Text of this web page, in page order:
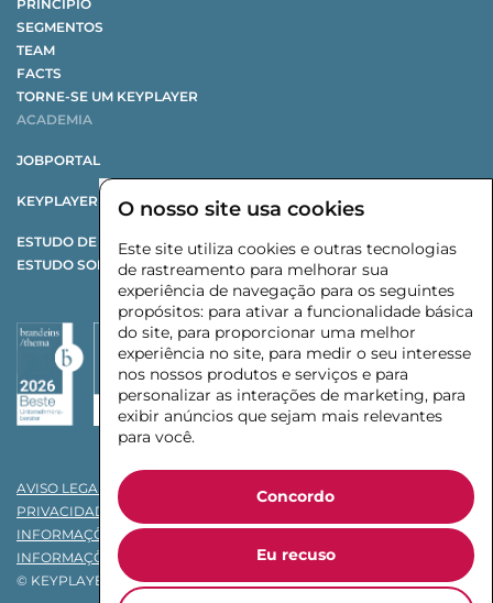
O nosso site usa cookies
Este site utiliza cookies e outras tecnologias
de rastreamento para melhorar sua
experiência de navegação para os seguintes
propósitos: para ativar a funcionalidade básica
do site, para proporcionar uma melhor
experiência no site, para medir o seu interesse
nos nossos produtos e serviços e para
personalizar as interações de marketing, para
exibir anúncios que sejam mais relevantes
para você.
Concordo
Eu recuso
PRINCÍPIO
SEGMENTOS
TEAM
FACTS
TORNE-SE UM KEYPLAYER
ACADEMIA
JOBPORTAL
KEYPLAYER X CHANGE
ESTUDO DE REESTRUTURAÇÃO
ESTUDO SOBRE FORNECEDORES AUTOMOTIVOS
AVISO LEGAL
PRIVACIDADE
INFORMAÇÕES DE PRIVACIDADE PARA CLIENTES
INFORMAÇÕES DE PRIVACIDADE PARA CANDIDATOS
© KEYPLAYER INTERIM MANAGEMENT GMBH & CO. KG 2026